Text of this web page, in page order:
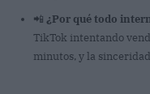
📲 ¿Por qué todo
TikTok intentando
minutos, y la